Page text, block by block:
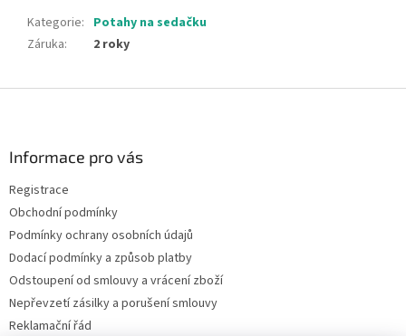
Kategorie: Potahy na sedačku
Záruka: 2 roky
Informace pro vás
Registrace
Obchodní podmínky
Podmínky ochrany osobních údajů
Dodací podmínky a způsob platby
Odstoupení od smlouvy a vrácení zboží
Nepřevzetí zásilky a porušení smlouvy
Reklamační řád